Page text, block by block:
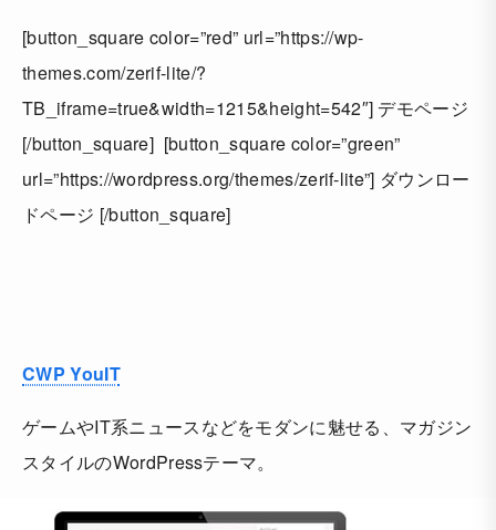
[button_square color=”red” url=”https://wp-
themes.com/zerif-lite/?
TB_iframe=true&width=1215&height=542″] デモページ
[/button_square] [button_square color=”green”
url=”https://wordpress.org/themes/zerif-lite”] ダウンロー
ドページ [/button_square]
CWP YouIT
ゲームやIT系ニュースなどをモダンに魅せる、マガジン
スタイルのWordPressテーマ。